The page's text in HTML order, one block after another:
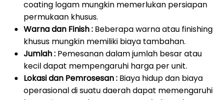
coating logam mungkin memerlukan persiapan
permukaan khusus.
Warna dan Finish : Beberapa warna atau finishing
khusus mungkin memiliki biaya tambahan.
Jumlah : Pemesanan dalam jumlah besar atau
kecil dapat mempengaruhi harga per unit.
Lokasi dan Pemrosesan : Biaya hidup dan biaya
operasional di suatu daerah dapat memengaruhi